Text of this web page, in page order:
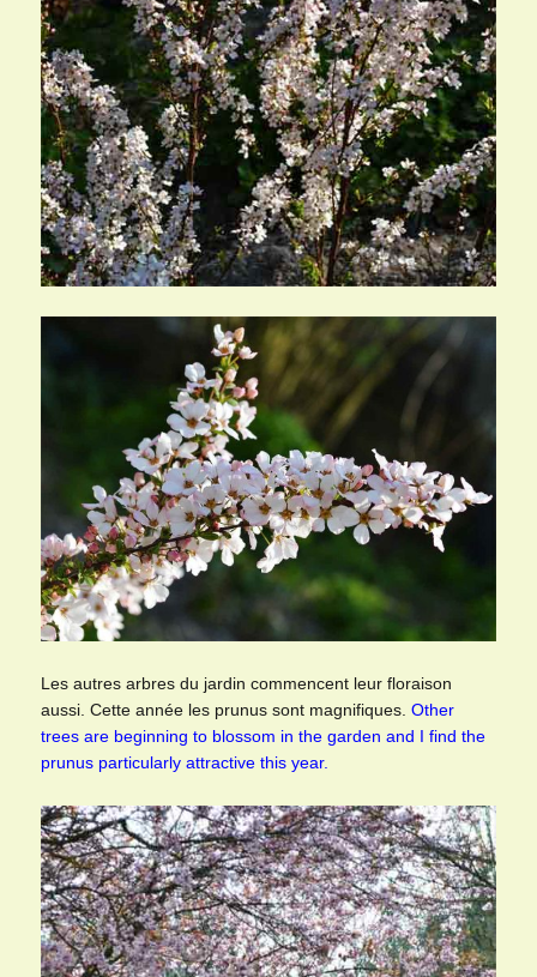
Les autres arbres du jardin commencent leur floraison
aussi. Cette année les prunus sont magnifiques.Other
trees are beginning to blossom in the garden and I find the
prunus particularly attractive this year.